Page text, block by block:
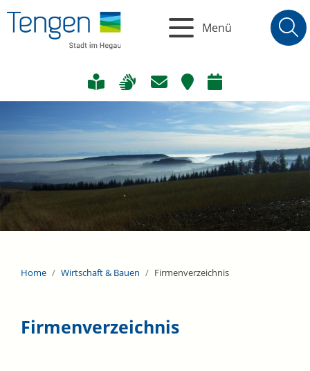
Menü
Home Wirtschaft & Bauen Firmenverzeichnis
Firmenverzeichnis